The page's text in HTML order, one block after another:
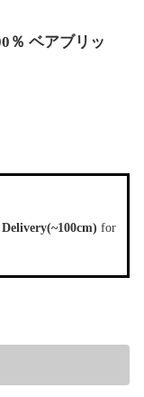
％ ベアブリッ
for